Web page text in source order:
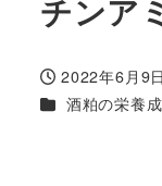
チンア
投稿日
2022年6月9日
カテゴリー
酒粕の栄養